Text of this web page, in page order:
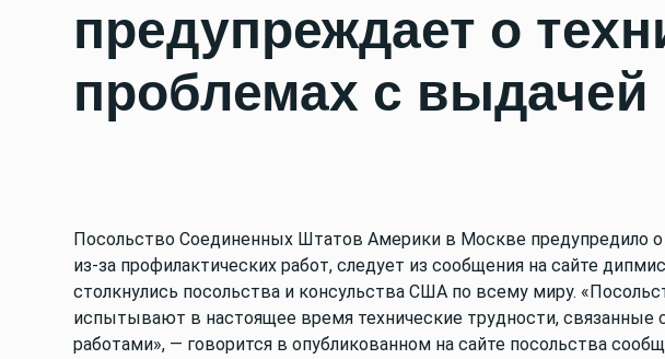
предупреждает о
проблемах с выдачей
Посольство Соединенных Штатов Америки в Москве предупредило о
из-за профилактических работ, следует из сообщения на сайте
столкнулись посольства и консульства США по всему миру.
испытывают в настоящее время технические трудности,
работами», — говорится в опубликованном на сайте посольства